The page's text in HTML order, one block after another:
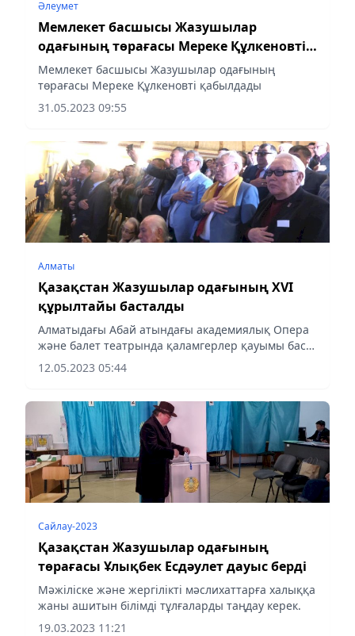
Әлеумет
Мемлекет басшысы Жазушылар
одағының төрағасы Мереке Құлкеновті
қабылдады
Мемлекет басшысы Жазушылар одағының
төрағасы Мереке Құлкеновті қабылдады
31.05.2023 09:55
Алматы
Қазақстан Жазушылар одағының ХVІ
құрылтайы басталды
Алматыдағы Абай атындағы академиялық Опера
және балет театрында қаламгерлер қауымы бас
қосқан Қазақстан Жазушылар одағының ХVІ
құрылтайы өтіп жатыр.
12.05.2023 05:44
Сайлау-2023
Қазақстан Жазушылар одағының
төрағасы Ұлықбек Есдәулет дауыс берді
Мәжіліске және жергілікті мәслихаттарға халыққа
жаны ашитын білімді тұлғаларды таңдау керек.
19.03.2023 11:21